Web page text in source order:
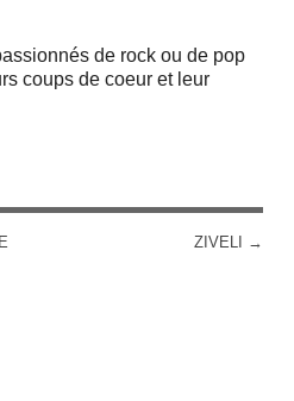
de rock ou de pop
coups de coeur et leur
ZIVELI →